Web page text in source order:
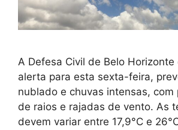
A Defesa Civil de Belo Horizonte
alerta para esta sexta-feira,
nublado e chuvas intensas, com
de raios e rajadas de vento. As
devem variar entre 17,9°C e